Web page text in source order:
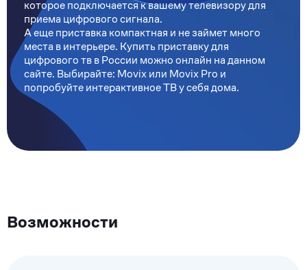
которое подключается к вашему телевизору для
приема цифрового сигнала.
А еще приставка компактная и не займет много
места в интерьере. Купить приставку для
цифрового тв в России можно онлайн на данном
сайте. Выбирайте: Movix или Movix Pro и
попробуйте интерактивное ТВ у себя дома.
Возможности